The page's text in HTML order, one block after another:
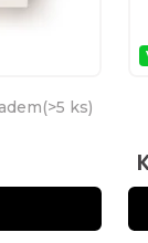
(>5 ks)